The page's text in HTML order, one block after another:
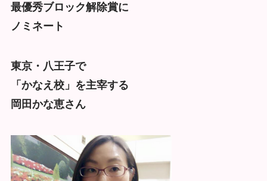
最優秀ブロック解除賞に
ノミネート
東京・八王子で
「かなえ校」を主宰する
岡田かな恵さん